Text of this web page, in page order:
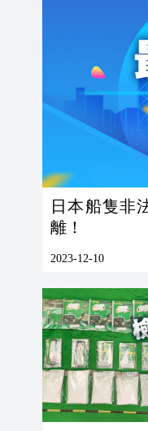
日本船隻非
離！
2023-12-10